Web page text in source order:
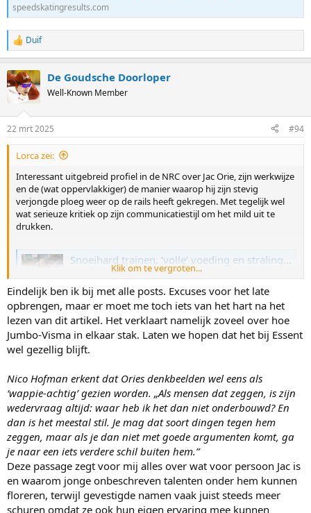
speedskatingresults.com
R
e
c
t
s
:
Duif
De Goudsche Doorloper
Well-Known Member
22 mrt 2025 #94
Lorca zei:
Interessant uitgebreid profiel in de NRC over Jac Orie, zijn werkwijze
en de (wat oppervlakkiger) de manier waarop hij zijn stevig
verjongde ploeg weer op de rails heeft gekregen. Met tegelijk wel
wat serieuze kritiek op zijn communicatiestijl om het mild uit te
drukken.
Snoeihard trainen, ‘volle’ voeding en stralingswerende gordijnen: hoe schaatscoach Jac Orie vecht voor relevantie in een veranderende sport
Langebaanschaatsen: De vanzelfsprekende dominantie
van Jac Orie, ’s lands meest succesvolle schaatscoach,
lijkt na een kwart eeuw ten einde. Is er in het moderne
schaatsen nog ruimte voor zijn ouderwetse, harde
aanpak?
www.nrc.nl
Klik om te vergroten...
Eindelijk ben ik bij met alle posts. Excuses voor het late
opbrengen, maar er moet me toch iets van het hart na het
lezen van dit artikel. Het verklaart namelijk zoveel over hoe
Jumbo-Visma in elkaar stak. Laten we hopen dat het bij Essent
wel gezellig blijft.
Nico Hofman erkent dat Ories denkbeelden wel eens als
‘wappie-achtig’ gezien worden. „Als mensen dat zeggen, is zijn
wedervraag altijd: waar heb ik het dan niet onderbouwd? En
dan is het meestal stil. Je mag dat soort dingen tegen hem
zeggen, maar als je dan niet met goede argumenten komt, ga
je naar een iets verdere schil buiten hem.”
Deze passage zegt voor mij alles over wat voor persoon Jac is
en waarom jonge onbeschreven talenten onder hem kunnen
floreren, terwijl gevestigde namen vaak juist steeds meer
schuren omdat ze ook hun eigen ervaring mee kunnen